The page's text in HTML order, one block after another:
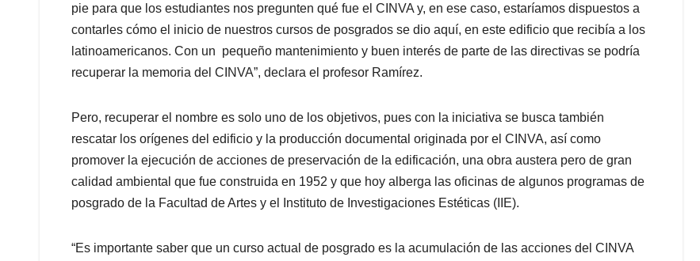
pie para que los estudiantes nos pregunten qué fue el CINVA y, en ese caso, estaríamos dispuestos a
contarles cómo el inicio de nuestros cursos de posgrados se dio aquí, en este edificio que recibía a los
latinoamericanos. Con un pequeño mantenimiento y buen interés de parte de las directivas se podría
recuperar la memoria del CINVA”, declara el profesor Ramírez.
Pero, recuperar el nombre es solo uno de los objetivos, pues con la iniciativa se busca también
rescatar los orígenes del edificio y la producción documental originada por el CINVA, así como
promover la ejecución de acciones de preservación de la edificación, una obra austera pero de gran
calidad ambiental que fue construida en 1952 y que hoy alberga las oficinas de algunos programas de
posgrado de la Facultad de Artes y el Instituto de Investigaciones Estéticas (IIE).
“Es importante saber que un curso actual de posgrado es la acumulación de las acciones del CINVA